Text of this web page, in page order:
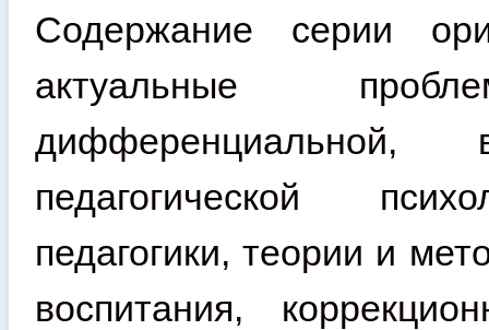
Содержание серии
актуальные
дифференциальной,
педагогической
педагогики, теории и
воспитания,